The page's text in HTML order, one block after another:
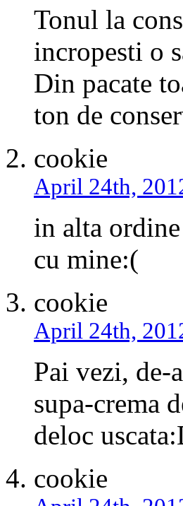
Tonul la
incropesti o
Din pacate
ton de
cookie
April 24th,
in alta
cu mine:(
cookie
April 24th,
Pai vezi, de-
supa-crema
deloc
cookie